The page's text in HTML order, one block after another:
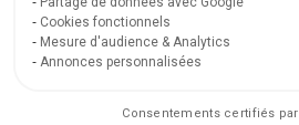
Cookies fonctionnels
Mesure d'audience & Analytics
Annonces personnalisées
Consentements certifiés par
Nos moyens de paiement